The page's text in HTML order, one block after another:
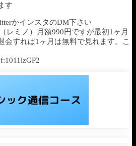
す
かインスタのDM下さい
レミノ）月額990円ですが最初1ヶ月
会すれば1ヶ月は無料で見れます。こ